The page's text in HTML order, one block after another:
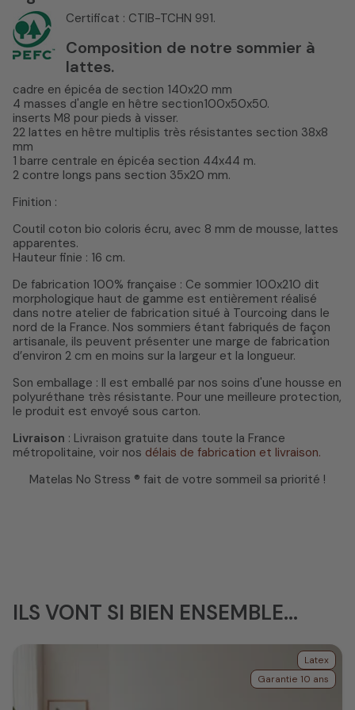
Certificat : CTIB-TCHN 991.
Composition de notre sommier à
lattes.
cadre en épicéa de section 140x20 mm
4 masses d'angle en hêtre section100x50x50.
inserts M8 pour pieds à visser.
22 lattes en hêtre multiplis très résistantes section 38x8
mm
1 barre centrale en épicéa section 44x44 m.
2 contre longs pans section 35x20 mm.
Finition :
Coutil coton bio coloris écru, avec 8 mm de mousse, lattes
apparentes.
Hauteur finie : 16 cm.
De fabrication 100% française : Ce sommier 100x210 dit
morphologique haut de gamme est entièrement réalisé
dans notre atelier de fabrication situé à Tourcoing dans le
nord de la France. Nos sommiers étant fabriqués de façon
artisanale, ils peuvent présenter une marge de fabrication
d’environ 2 cm en moins sur la largeur et la longueur.
Son emballage : Il est emballé par nos soins d'une housse en
polyuréthane très résistante. Pour une meilleure protection,
le produit est envoyé sous carton.
Livraison : Livraison gratuite dans toute la France
métropolitaine, voir nos délais de fabrication et livraison.
Matelas No Stress ® fait de votre sommeil sa priorité !
ILS VONT SI BIEN ENSEMBLE...
Latex
Garantie 10 ans